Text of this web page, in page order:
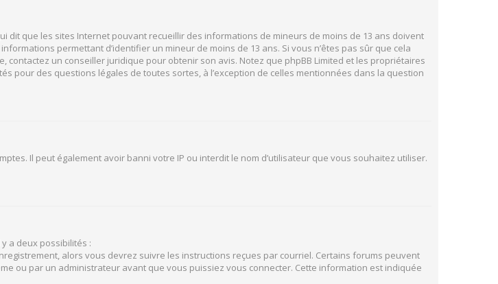
dit que les sites Internet pouvant recueillir des informations de mineurs de moins de 13 ans doivent
permettant d’identifier un mineur de moins de 13 ans. Si vous n’êtes pas sûr que cela
contactez un conseiller juridique pour obtenir son avis. Notez que phpBB Limited et les propriétaires
pour des questions légales de toutes sortes, à l’exception de celles mentionnées dans la question
Il peut également avoir banni votre IP ou interdit le nom d’utilisateur que vous souhaitez utiliser.
a deux possibilités :
alors vous devrez suivre les instructions reçues par courriel. Certains forums peuvent
ou par un administrateur avant que vous puissiez vous connecter. Cette information est indiquée